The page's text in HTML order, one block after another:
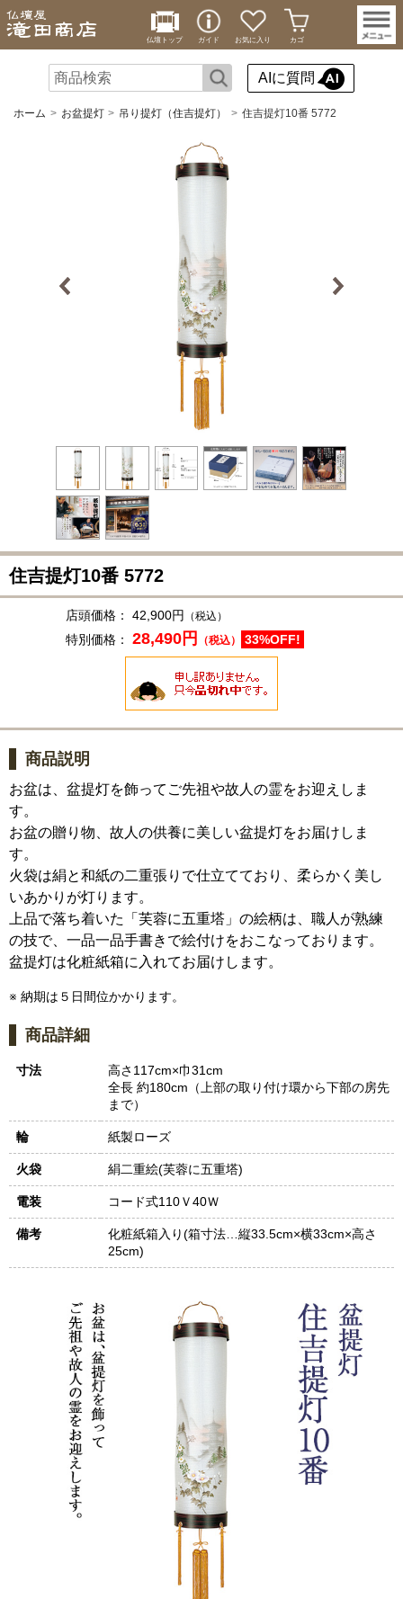
仏壇トップ ガイド お気に入り カゴ
AIに質問
ホーム お盆提灯 吊り提灯（住吉提灯） 住吉提灯10番 5772
住吉提灯10番 5772
店頭価格： 42,900円 （税込）
特別価格： 28,490円 （税込） 33%OFF!
商品説明
お盆は、盆提灯を飾ってご先祖や故人の霊をお迎えしま
す。
お盆の贈り物、故人の供養に美しい盆提灯をお届けしま
す。
火袋は絹と和紙の二重張りで仕立てており、柔らかく美し
いあかりが灯ります。
上品で落ち着いた「芙蓉に五重塔」の絵柄は、職人が熟練
の技で、一品一品手書きで絵付けをおこなっております。
盆提灯は化粧紙箱に入れてお届けします。
※ 納期は５日間位かかります。
商品詳細
寸法
高さ117cm×巾31cm
全長 約180cm（上部の取り付け環から下部の房先
まで）
輪 紙製ローズ
火袋 絹二重絵(芙蓉に五重塔)
電装 コード式110Ｖ40Ｗ
備考
化粧紙箱入り(箱寸法…縦33.5cm×横33cm×高さ
25cm)